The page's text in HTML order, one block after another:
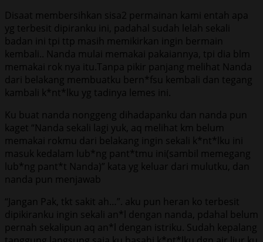
Disaat membersihkan sisa2 permainan kami entah apa
yg terbesit dipiranku ini, padahal sudah lelah sekali
badan ini tpi ttp masih memikirkan ingin bermain
kembali.. Nanda mulai memakai pakaiannya, tpi dia blm
memakai rok nya itu.Tanpa pikir panjang melihat Nanda
dari belakang membuatku bern*fsu kembali dan tegang
kambali k*nt*lku yg tadinya lemes ini.
Ku buat nanda nonggeng dihadapanku dan nanda pun
kaget “Nanda sekali lagi yuk, aq melihat km belum
memakai rokmu dari belakang ingin sekali k*nt*lku ini
masuk kedalam lub*ng pant*tmu ini(sambil memegang
lub*ng pant*t Nanda)” kata yg keluar dari mulutku, dan
nanda pun menjawab
“Jangan Pak, tkt sakit ah…”. aku pun heran ko terbesit
dipikiranku ingin sekali an*l dengan nanda, pdahal belum
pernah sekalipun aq an*l dengan istriku. Sudah kepalang